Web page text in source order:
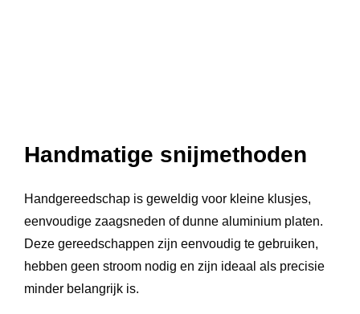
Handmatige snijmethoden
Handgereedschap is geweldig voor kleine klusjes,
eenvoudige zaagsneden of dunne aluminium platen.
Deze gereedschappen zijn eenvoudig te gebruiken,
hebben geen stroom nodig en zijn ideaal als precisie
minder belangrijk is.